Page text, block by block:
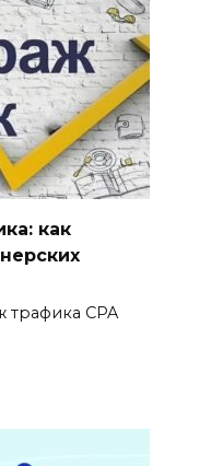
как
трафика CPA